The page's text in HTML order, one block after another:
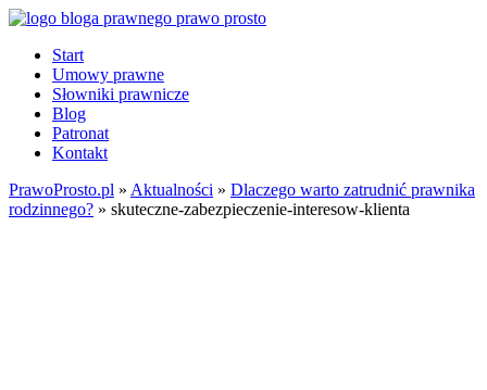
Start
Umowy prawne
Słowniki prawnicze
Blog
Patronat
Kontakt
PrawoProsto.pl » Aktualności » Dlaczego warto zatrudnić prawnika
rodzinnego? » skuteczne-zabezpieczenie-interesow-klienta